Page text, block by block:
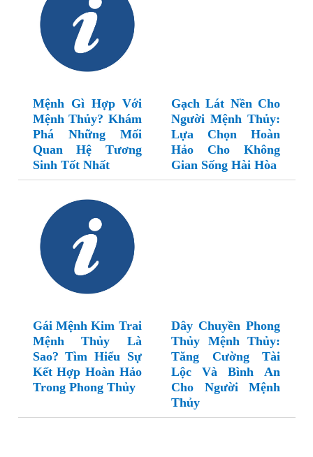
Mệnh Gì Hợp Với
Mệnh Thủy? Khám
Phá Những Mối
Quan Hệ Tương
Sinh Tốt Nhất
Gạch Lát Nền Cho
Người Mệnh Thủy:
Lựa Chọn Hoàn
Hảo Cho Không
Gian Sống Hài Hòa
Gái Mệnh Kim Trai
Mệnh Thủy Là
Sao? Tìm Hiểu Sự
Kết Hợp Hoàn Hảo
Trong Phong Thủy
Dây Chuyền Phong
Thủy Mệnh Thủy:
Tăng Cường Tài
Lộc Và Bình An
Cho Người Mệnh
Thủy